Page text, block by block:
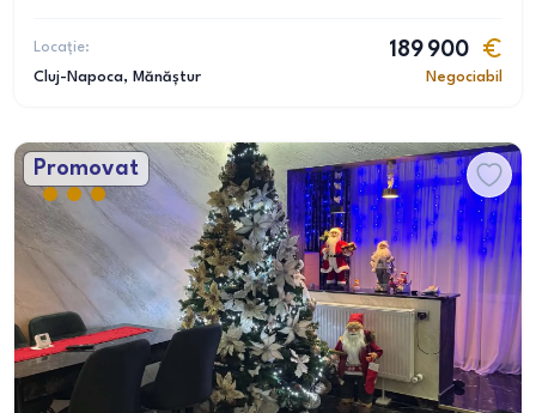
Locație:
Cluj-Napoca, Mănăștur
189 900
Negociabil
Promovat